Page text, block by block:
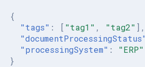
device
—
medical-device
{
"tags" : [ "tag1" , "tag2" ],
"documentProcessingStatus"
"processingSystem" :
"ERP"
}